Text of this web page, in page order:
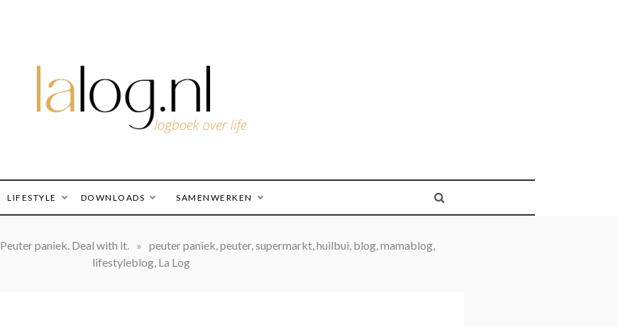
LIFESTYLE DOWNLOADS SAMENWERKEN
Peuter paniek. Deal with it. » peuter paniek, peuter, supermarkt, huilbui, blog, mamablog,
lifestyleblog, La Log